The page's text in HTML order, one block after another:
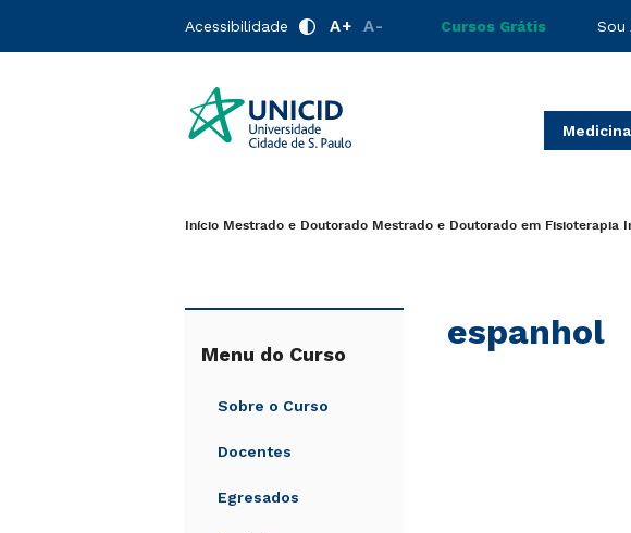
Acessibilidade A+ A- Cursos Grátis Sou
Medicina
Início Mestrado e Doutorado Mestrado e Doutorado em Fisioterapia
Menu do Curso
Sobre o Curso
Docentes
Egresados
espanhol